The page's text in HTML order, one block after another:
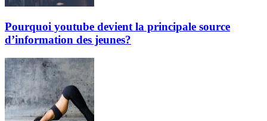
Pourquoi youtube devient la principale source
d’information des jeunes?